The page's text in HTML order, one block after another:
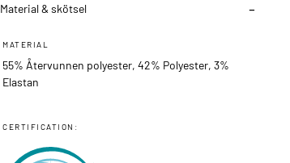
Material & skötsel
MATERIAL
55% Återvunnen polyester, 42% Polyester, 3%
Elastan
CERTIFICATION: